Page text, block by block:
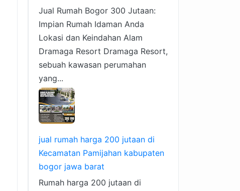
Jual Rumah Bogor 300 Jutaan:
Impian Rumah Idaman Anda
Lokasi dan Keindahan Alam
Dramaga Resort Dramaga Resort,
sebuah kawasan perumahan
yang...
jual rumah harga 200 jutaan di
Kecamatan Pamijahan kabupaten
bogor jawa barat
Rumah harga 200 jutaan di